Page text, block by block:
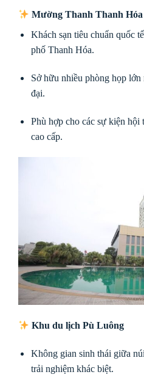
Mường Thanh Thanh Hóa
Khách sạn tiêu chuẩn quốc
phố Thanh Hóa.
Sở hữu nhiều phòng họp
đại.
Phù hợp cho các sự kiện
cao cấp.
Khu du lịch Pù Luông
Không gian sinh thái giữa
trải nghiệm khác biệt.